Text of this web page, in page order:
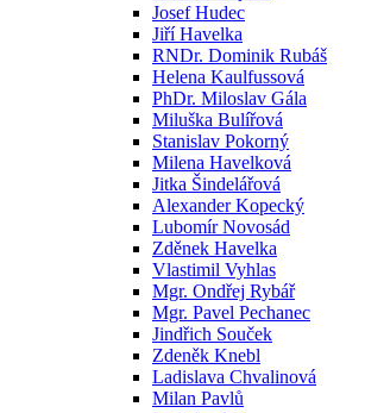
Josef Hudec
Jiří Havelka
RNDr. Dominik Rubáš
Helena Kaulfussová
PhDr. Miloslav Gála
Miluška Bulířová
Stanislav Pokorný
Milena Havelková
Jitka Šindelářová
Alexander Kopecký
Lubomír Novosád
Zděnek Havelka
Vlastimil Vyhlas
Mgr. Ondřej Rybář
Mgr. Pavel Pechanec
Jindřich Souček
Zdeněk Knebl
Ladislava Chvalinová
Milan Pavlů